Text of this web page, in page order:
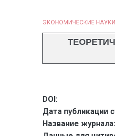
ЭКОНОМИЧЕСКИЕ НАУКИ
DOI:
Дата публикации
Название журнала: